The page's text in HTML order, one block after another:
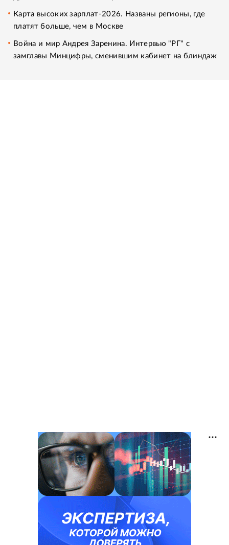
Карта высоких зарплат-2026. Названы регионы, где
платят больше, чем в Москве
Война и мир Андрея Заренина. Интервью "РГ" с
замглавы Минцифры, сменившим кабинет на блиндаж